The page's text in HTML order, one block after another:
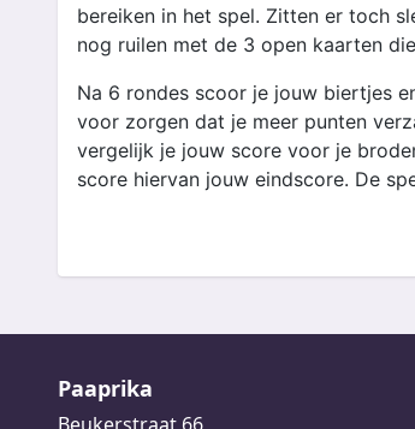
bereiken in het spel. Zitten er toch
nog ruilen met de 3 open kaarten
Na 6 rondes scoor je jouw biertjes
voor zorgen dat je meer punten
vergelijk je jouw score voor je
score hiervan jouw eindscore. De
Paaprika